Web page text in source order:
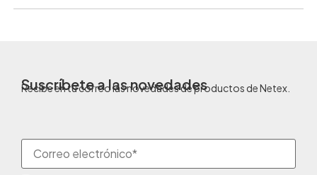
Suscríbete a las novedades
Recibe en tu correo las novedades de productos de Netex.